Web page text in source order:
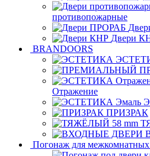
противопожарные
Двери
BRANDOORS
Отражение
ПРИЗРАК
Погонаж для межкомнатных